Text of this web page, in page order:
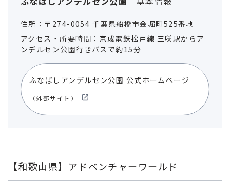
住所：〒274-0054 千葉県船橋市金堀町525番地
アクセス・所要時間：京成電鉄松戸線 三咲駅からア
ンデルセン公園行きバスで約15分
ふなばしアンデルセン公園 公式ホームページ
（外部サイト）
【和歌山県】アドベンチャーワールド